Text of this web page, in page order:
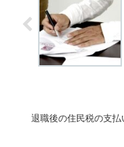
退職後の住民税の支払